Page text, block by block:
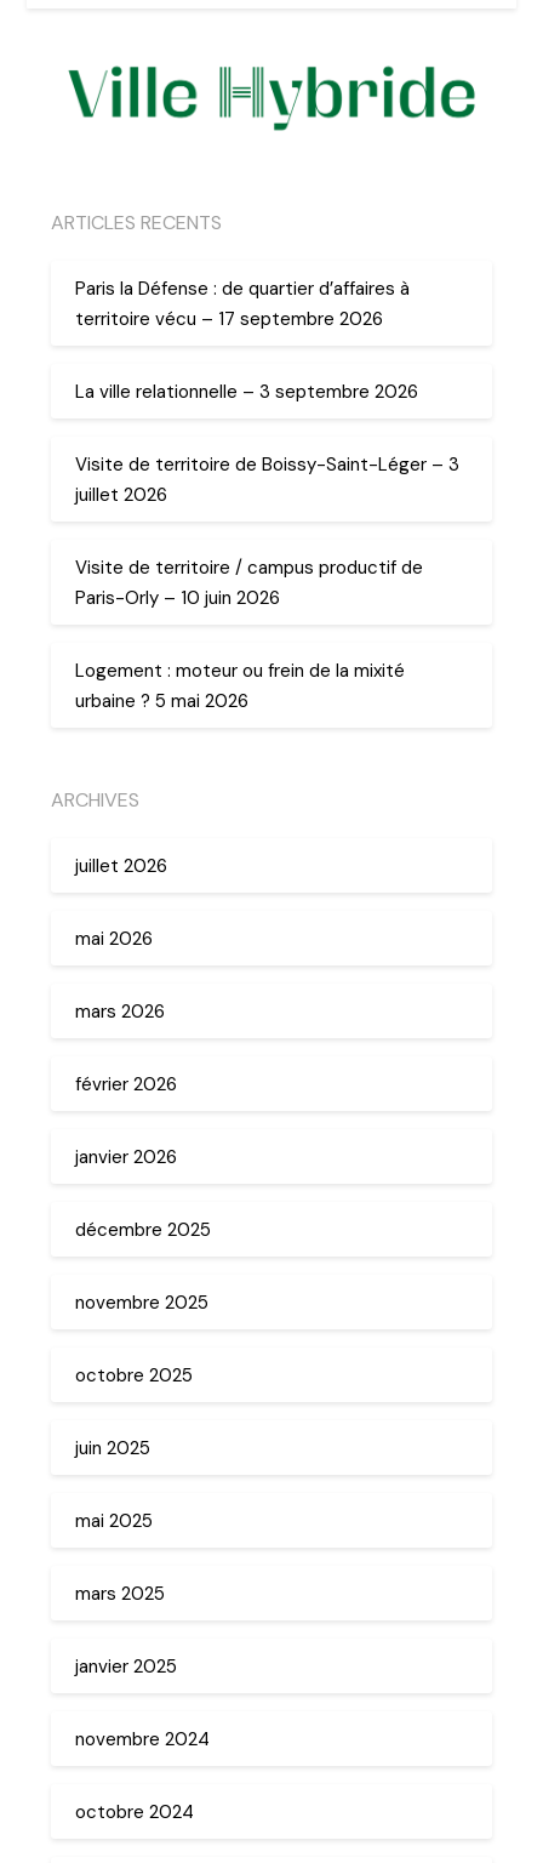
ARTICLES RECENTS
Paris la Défense : de quartier d’affaires à
territoire vécu – 17 septembre 2026
La ville relationnelle – 3 septembre 2026
Visite de territoire de Boissy-Saint-Léger – 3
juillet 2026
Visite de territoire / campus productif de
Paris-Orly – 10 juin 2026
Logement : moteur ou frein de la mixité
urbaine ? 5 mai 2026
ARCHIVES
juillet 2026
mai 2026
mars 2026
février 2026
janvier 2026
décembre 2025
novembre 2025
octobre 2025
juin 2025
mai 2025
mars 2025
janvier 2025
novembre 2024
octobre 2024